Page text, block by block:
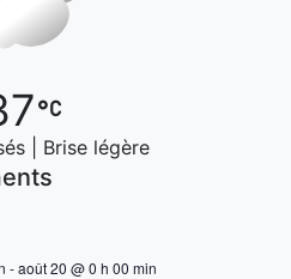
| Brise légère
-août 20 @ 0 h 00 min